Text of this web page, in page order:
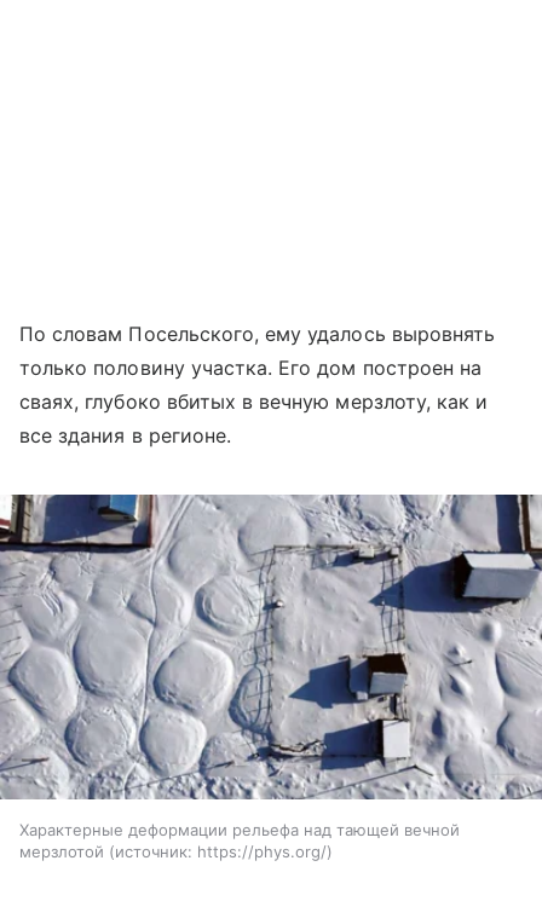
По словам Посельского, ему удалось выровнять
только половину участка. Его дом построен на
сваях, глубоко вбитых в вечную мерзлоту, как и
все здания в регионе.
Характерные деформации рельефа над тающей вечной
мерзлотой
источник: https://phys.org/